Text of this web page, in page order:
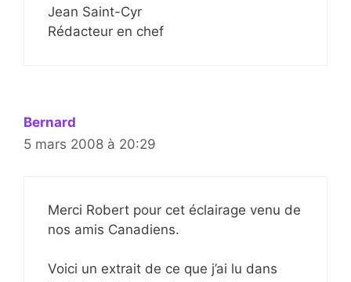
Jean Saint-Cyr
Rédacteur en chef
Bernard
5 mars 2008 à 20:29
Merci Robert pour cet éclairage venu de
nos amis Canadiens.
Voici un extrait de ce que j’ai lu dans